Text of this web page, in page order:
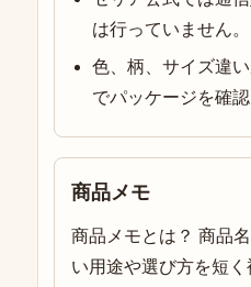
は行っていません。
色、柄、サイズ違
でパッケージを確認
商品メモ
商品メモとは？ 商品
い用途や選び方を短